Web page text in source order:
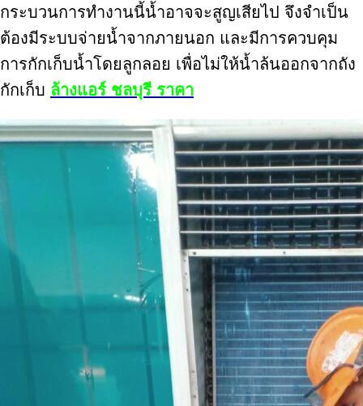
กระบวนการทำงานนี้น้ำอาจจะสูญเสียไป จึงจำเป็น
ต้องมีระบบจ่ายน้ำจากภายนอก และมีการควบคุม
การกักเก็บน้ำโดยลูกลอย เพื่อไม่ให้น้ำล้นออกจากถัง
กักเก็บ ล้างแอร์ ชลบุรี ราคา